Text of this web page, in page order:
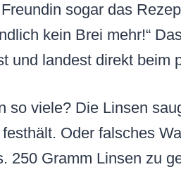
sogar das
kein Brei mehr!“
und landest direkt beim
so viele? Die Linsen
Oder falsches
250 Gramm Linsen zu